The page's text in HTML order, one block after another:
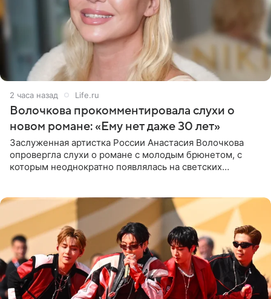
2 часа назад Life.ru
Волочкова прокомментировала слухи о
новом романе: «Ему нет даже 30 лет»
Заслуженная артистка России Анастасия Волочкова
опровергла слухи о романе с молодым брюнетом, с
которым неоднократно появлялась на светских